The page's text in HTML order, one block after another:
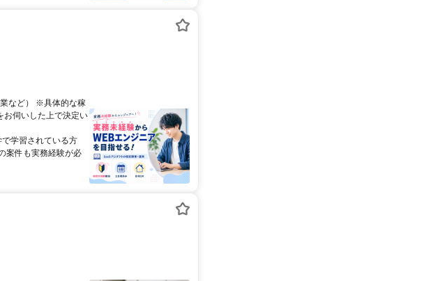
など） ※具体的な稼
お伺いした上で決定い
学習されている方
案件も実務経験が必